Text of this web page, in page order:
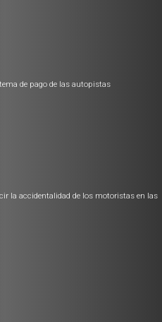
de pago de las autopistas
la accidentalidad de los motoristas en las